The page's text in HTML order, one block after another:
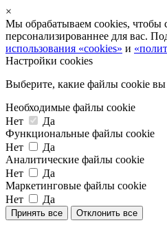
×
Мы обрабатываем cookies, чтобы
персонализированнее для вас.
использования «cookies» и
Настройки cookies
Выберите, какие файлы cookie вы
Необходимые файлы cookie
Нет
Да
Функциональные файлы cookie
Нет
Да
Аналитические файлы cookie
Нет
Да
Маркетинговые файлы cookie
Нет
Да
Принять все Отклонить все